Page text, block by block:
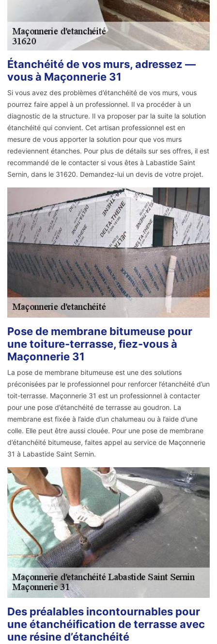
Étanchéité de vos murs, adressez —
vous à Maçonnerie 31
Si vous avez des problèmes d’étanchéité de vos murs, vous
pourrez faire appel à un professionnel. Il va procéder à un
diagnostic de la structure. Il va proposer par la suite la solution
étanchéité qui convient. Cet artisan professionnel est en
mesure de vous apporter la solution pour que vos murs
redeviennent étanches. Pour plus de détails sur ses offres, il est
recommandé de le contacter si vous êtes à Labastide Saint
Sernin, dans le 31620. Demandez-lui un devis de votre projet.
Pose de membrane bitumeuse pour
une toiture-terrasse, fiez-vous à
Maçonnerie 31
La pose de membrane bitumeuse est une des solutions
préconisées par le professionnel pour renforcer l’étanchéité d’un
toit-terrasse. Maçonnerie 31 est un professionnel à contacter
pour une pose d’étanchéité de terrasse au goudron. La
membrane est fixée à l’aide d’un chalumeau ou à l’aide d’une
colle. Elle peut être aussi clouée. Pour une pose de membrane
d’étanchéité bitumeuse, faites appel au service de Maçonnerie
31 à Labastide Saint Sernin.
Des préalables incontournables pour
une étanchéification de terrasse avec
une résine d’étanchéité